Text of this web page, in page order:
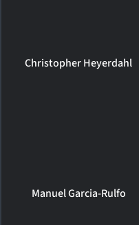
Christopher Heyerdahl
Manuel Garcia-Rulfo